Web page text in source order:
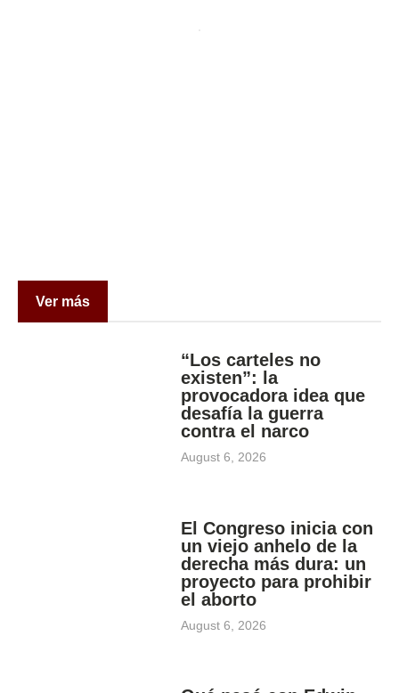
Ver más
“Los carteles no
existen”: la
provocadora idea que
desafía la guerra
contra el narco
August 6, 2026
El Congreso inicia con
un viejo anhelo de la
derecha más dura: un
proyecto para prohibir
el aborto
August 6, 2026